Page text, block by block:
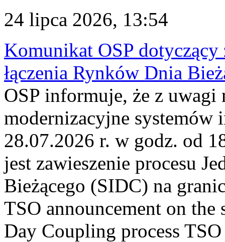
24 lipca 2026, 13:54
Komunikat OSP dotyczący
łączenia Rynków Dnia
OSP informuje, że z uwagi
modernizacyjne
28.07.2026 r. w godz. od
jest zawieszenie procesu
Bieżącego (SIDC) na
TSO announcement on
Day Coupling process